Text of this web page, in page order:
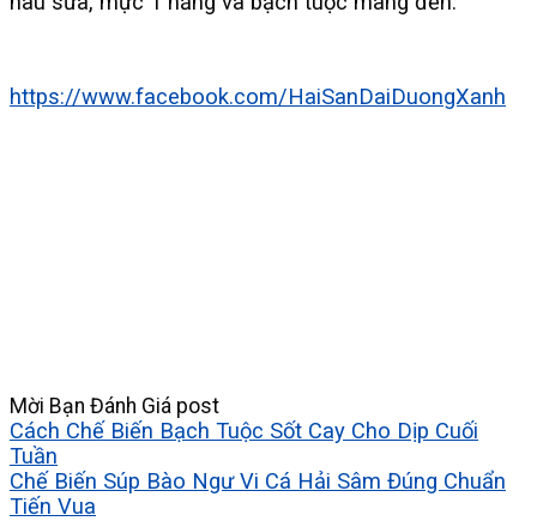
https://www.facebook.com/HaiSanDaiDuongXanh
Mời Bạn Đánh Giá post
Cách Chế Biến Bạch Tuộc Sốt Cay Cho Dịp Cuối
Tuần
Chế Biến Súp Bào Ngư Vi Cá Hải Sâm Đúng Chuẩn
Tiến Vua